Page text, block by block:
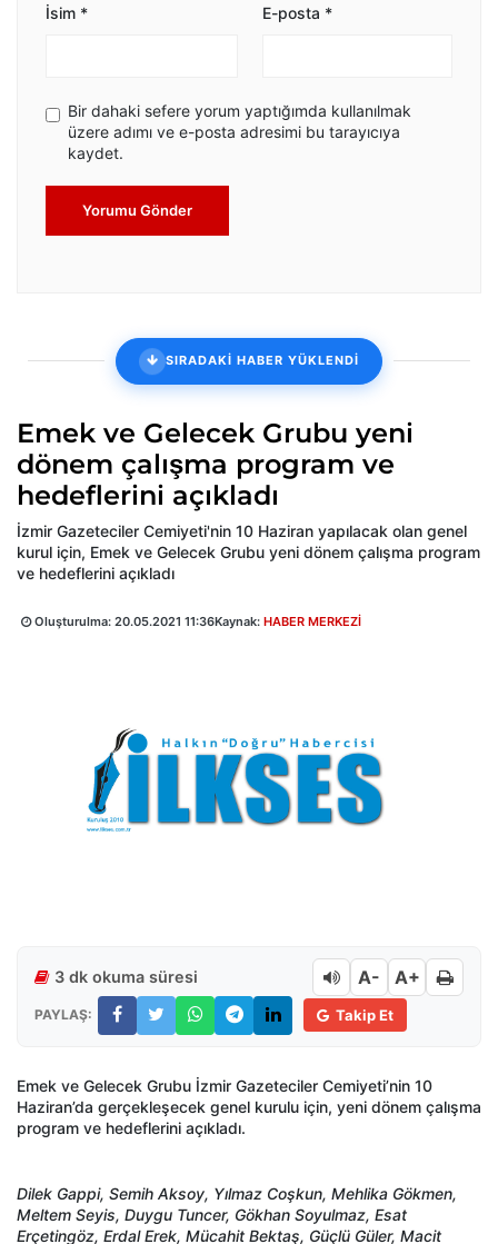
İsim * E-posta *
Bir dahaki sefere yorum yaptığımda kullanılmak
üzere adımı ve e-posta adresimi bu tarayıcıya
kaydet.
Yorumu Gönder
SIRADAKİ HABER YÜKLENDİ
Emek ve Gelecek Grubu yeni
dönem çalışma program ve
hedeflerini açıkladı
İzmir Gazeteciler Cemiyeti'nin 10 Haziran yapılacak olan genel
kurul için, Emek ve Gelecek Grubu yeni dönem çalışma program
ve hedeflerini açıkladı
Oluşturulma: 20.05.2021 11:36Kaynak: HABER MERKEZİ
3 dk okuma süresi A- A+
PAYLAŞ: Takip Et
Emek ve Gelecek Grubu İzmir Gazeteciler Cemiyeti’nin 10
Haziran’da gerçekleşecek genel kurulu için, yeni dönem çalışma
program ve hedeflerini açıkladı.
Dilek Gappi, Semih Aksoy, Yılmaz Coşkun, Mehlika Gökmen,
Meltem Seyis, Duygu Tuncer, Gökhan Soyulmaz, Esat
Erçetingöz, Erdal Erek, Mücahit Bektaş, Güçlü Güler, Macit